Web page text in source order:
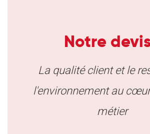
Notre
La qualité client et le
l'environnement au
métier